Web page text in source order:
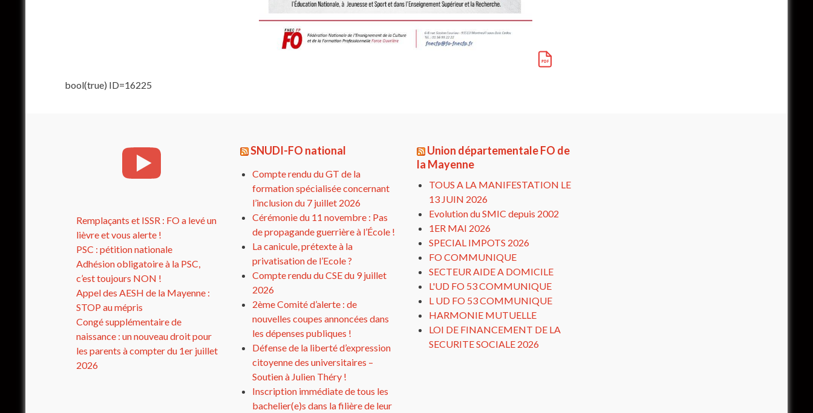
bool(true) ID=16225
Remplaçants et ISSR : FO a levé un
lièvre et vous alerte !
PSC : pétition nationale
Adhésion obligatoire à la PSC,
c’est toujours NON !
Appel des AESH de la Mayenne :
STOP au mépris
Congé supplémentaire de
naissance : un nouveau droit pour
les parents à compter du 1er juillet
2026
SNUDI-FO national
Compte rendu du GT de la
formation spécialisée concernant
l’inclusion du 7 juillet 2026
Cérémonie du 11 novembre : Pas
de propagande guerrière à l’École !
La canicule, prétexte à la
privatisation de l’Ecole ?
Compte rendu du CSE du 9 juillet
2026
2ème Comité d’alerte : de
nouvelles coupes annoncées dans
les dépenses publiques !
Défense de la liberté d’expression
citoyenne des universitaires –
Soutien à Julien Théry !
Inscription immédiate de tous les
bachelier(e)s dans la filière de leur
Union départementale FO de
la Mayenne
TOUS A LA MANIFESTATION LE
13 JUIN 2026
Evolution du SMIC depuis 2002
1ER MAI 2026
SPECIAL IMPOTS 2026
FO COMMUNIQUE
SECTEUR AIDE A DOMICILE
L'UD FO 53 COMMUNIQUE
L UD FO 53 COMMUNIQUE
HARMONIE MUTUELLE
LOI DE FINANCEMENT DE LA
SECURITE SOCIALE 2026